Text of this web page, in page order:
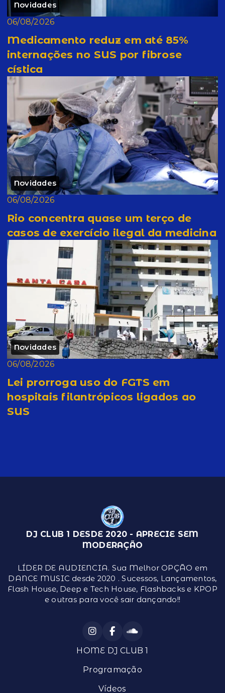
Novidades
06/08/2026
Medicamento reduz em até 85%
internações no SUS por fibrose
cística
Novidades
06/08/2026
Rio concentra quase um terço de
casos de exercício ilegal da medicina
Novidades
06/08/2026
Lei prorroga uso do FGTS em
hospitais filantrópicos ligados ao
SUS
DJ CLUB 1 DESDE 2020 - APRECIE SEM
MODERAÇÃO
LÍDER DE AUDIENCIA. Sua Melhor OPÇÃO em
DANCE MUSIC desde 2020 . Sucessos, Lançamentos,
Flash House, Deep e Tech House, Flashbacks e KPOP
e outras para você sair dançando!!
HOME DJ CLUB 1
Programação
Vídeos